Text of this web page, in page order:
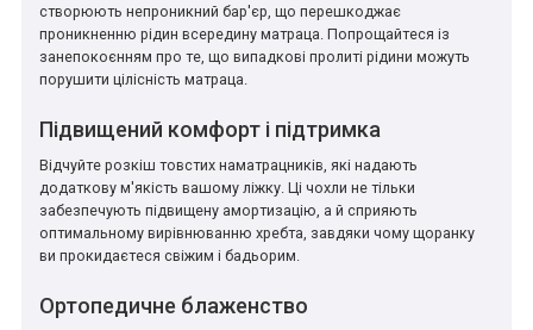
створюють непроникний бар'єр, що перешкоджає
проникненню рідин всередину матраца. Попрощайтеся із
занепокоєнням про те, що випадкові пролиті рідини можуть
порушити цілісність матраца.
Підвищений комфорт і підтримка
Відчуйте розкіш товстих наматрацників, які надають
додаткову м'якість вашому ліжку. Ці чохли не тільки
забезпечують підвищену амортизацію, а й сприяють
оптимальному вирівнюванню хребта, завдяки чому щоранку
ви прокидаєтеся свіжим і бадьорим.
Ортопедичне блаженство